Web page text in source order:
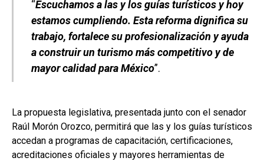
“Escuchamos a las y los guías turísticos y hoy
estamos cumpliendo. Esta reforma dignifica su
trabajo, fortalece su profesionalización y ayuda
a construir un turismo más competitivo y de
mayor calidad para México”.
La propuesta legislativa, presentada junto con el senador
Raúl Morón Orozco, permitirá que las y los guías turísticos
accedan a programas de capacitación, certificaciones,
acreditaciones oficiales y mayores herramientas de